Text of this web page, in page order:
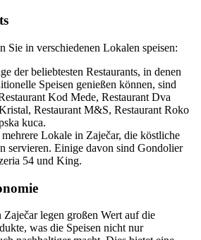
Sie in verschiedenen Lokalen speisen:
der beliebtesten Restaurants, in denen
Speisen genießen können, sind
Kod Mede, Restaurant Dva
Restaurant M&S, Restaurant Roko
kuca.
Lokale in Zaječar, die köstliche
servieren. Einige davon sind Gondolier
54 und King.
Zaječar legen großen Wert auf die
was die Speisen nicht nur